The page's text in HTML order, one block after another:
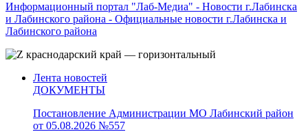
Информационный портал "Лаб-Медиа" - Новости г.Лабинска
и Лабинского района - Официальные новости г.Лабинска и
Лабинского района
Лента новостей
ДОКУМЕНТЫ
Постановление Администрации МО Лабинский район
от 05.08.2026 №557